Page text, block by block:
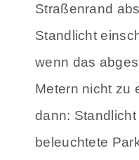
Straßenrand
Standlicht
wenn das
Metern nicht zu
dann:
beleuchtete